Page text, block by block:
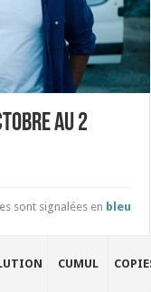
au 2
sont signalées en bleu
CUMUL